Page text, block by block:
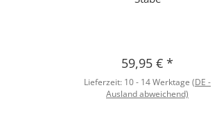
59,95 €*
Lieferzeit: 10 - 14 Werktage(DE -
Ausland abweichend)